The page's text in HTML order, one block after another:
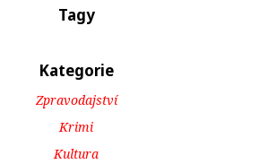
Tagy
Kategorie
Zpravodajství
Krimi
Kultura